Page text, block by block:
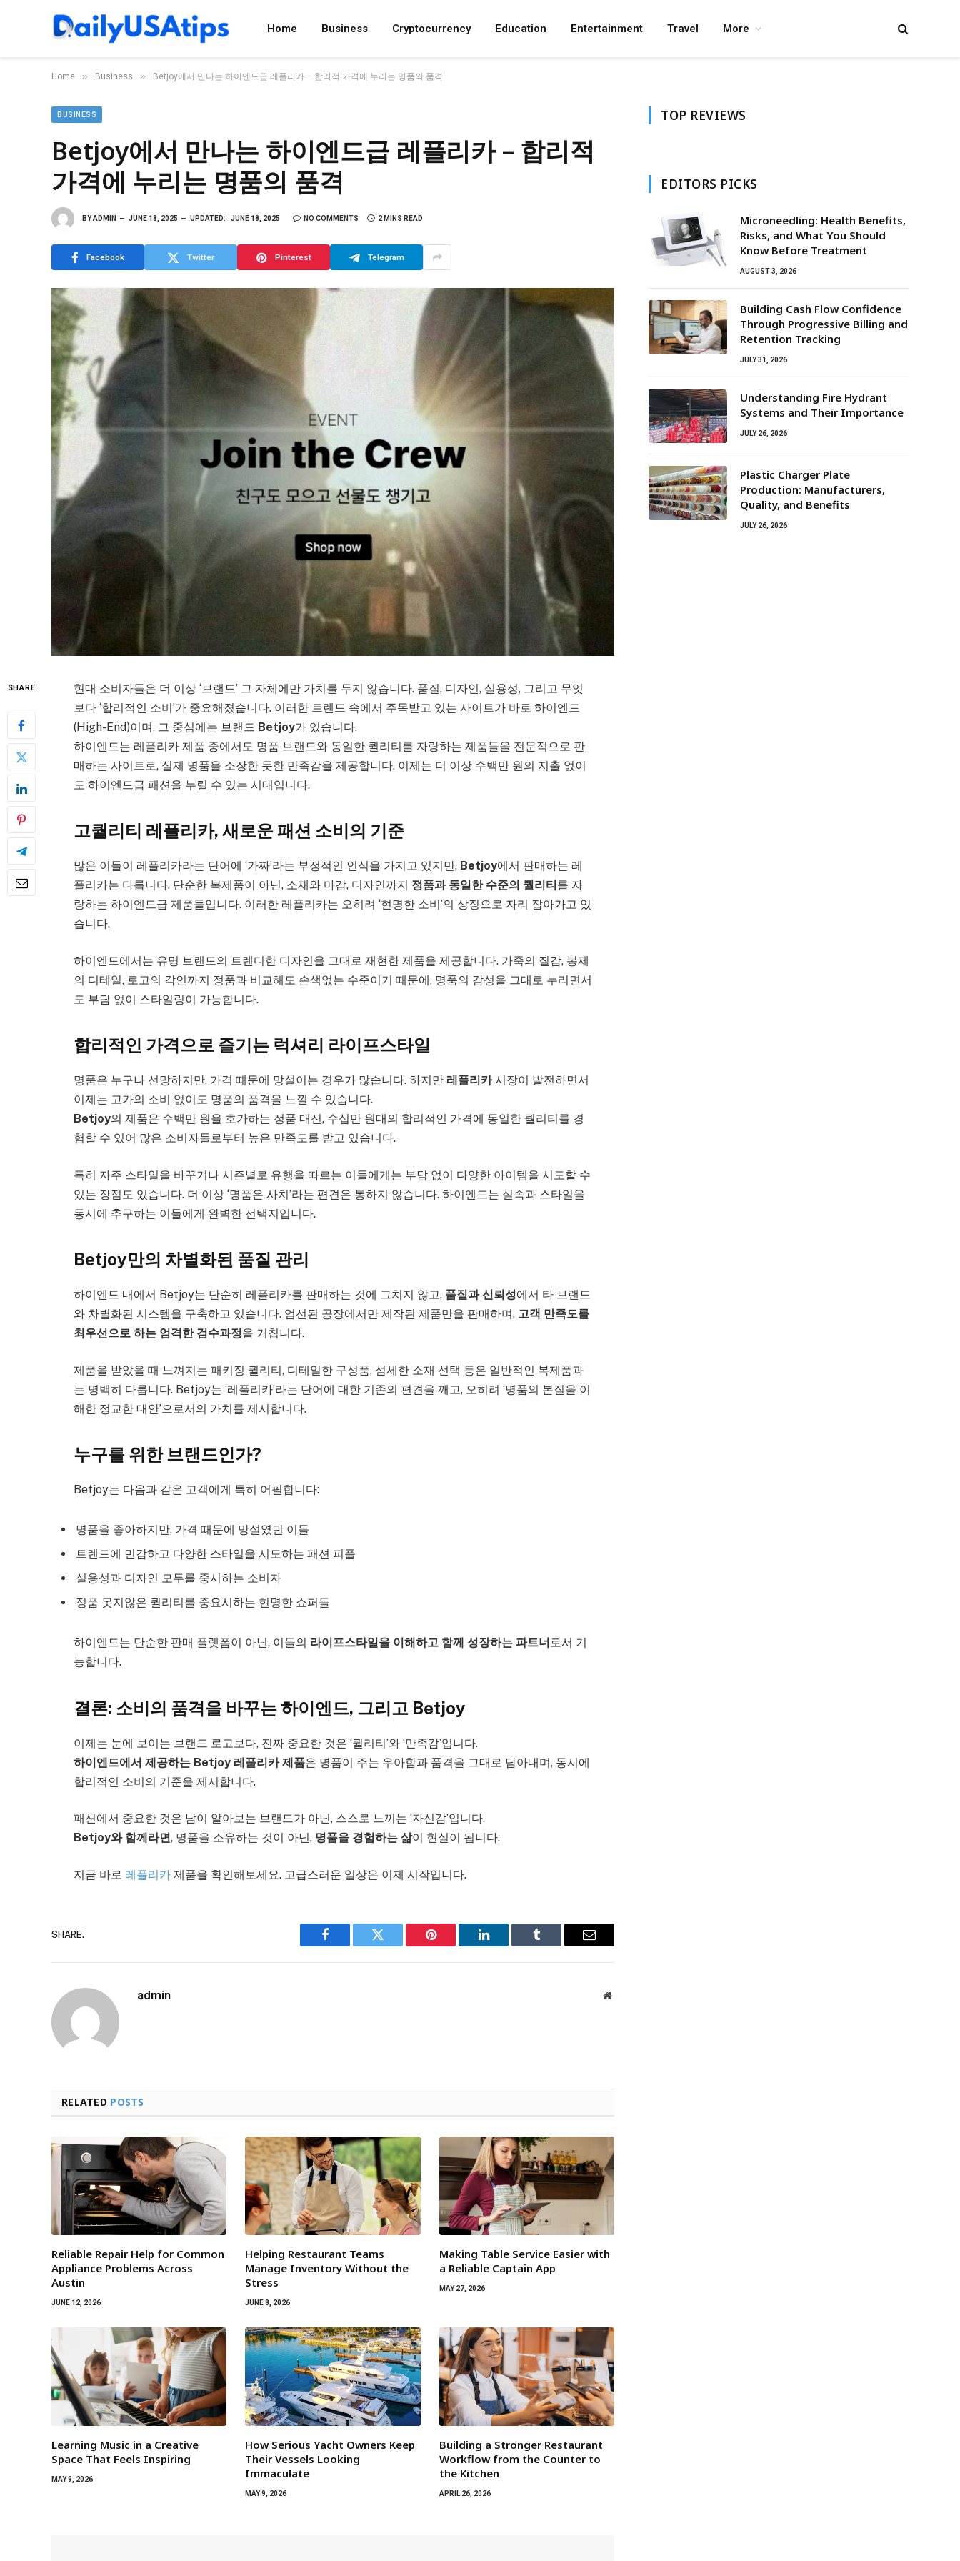
Home Business Cryptocurrency Education Entertainment Travel More
Home » Business » Betjoy에서 만나는 하이엔드급 레플리카 – 합리적 가격에 누리는 명품의 품격
BUSINESS
Betjoy에서 만나는 하이엔드급 레플리카 – 합리적
가격에 누리는 명품의 품격
BYADMIN JUNE 18, 2025 UPDATED: JUNE 18, 2025 NO COMMENTS 2 MINS READ
Facebook Twitter Pinterest Telegram
SHARE
현대 소비자들은 더 이상 ‘브랜드’ 그 자체에만 가치를 두지 않습니다. 품질, 디자인, 실용성, 그리고 무엇
보다 ‘합리적인 소비’가 중요해졌습니다. 이러한 트렌드 속에서 주목받고 있는 사이트가 바로 하이엔드
(High-End)이며, 그 중심에는 브랜드 Betjoy가 있습니다.
하이엔드는 레플리카 제품 중에서도 명품 브랜드와 동일한 퀄리티를 자랑하는 제품들을 전문적으로 판
매하는 사이트로, 실제 명품을 소장한 듯한 만족감을 제공합니다. 이제는 더 이상 수백만 원의 지출 없이
도 하이엔드급 패션을 누릴 수 있는 시대입니다.
고퀄리티 레플리카, 새로운 패션 소비의 기준
많은 이들이 레플리카라는 단어에 ‘가짜’라는 부정적인 인식을 가지고 있지만, Betjoy에서 판매하는 레
플리카는 다릅니다. 단순한 복제품이 아닌, 소재와 마감, 디자인까지 정품과 동일한 수준의 퀄리티 를 자
랑하는 하이엔드급 제품들입니다. 이러한 레플리카는 오히려 ‘현명한 소비’의 상징으로 자리 잡아가고 있
습니다.
하이엔드에서는 유명 브랜드의 트렌디한 디자인을 그대로 재현한 제품을 제공합니다. 가죽의 질감, 봉제
의 디테일, 로고의 각인까지 정품과 비교해도 손색없는 수준이기 때문에, 명품의 감성을 그대로 누리면서
도 부담 없이 스타일링이 가능합니다.
합리적인 가격으로 즐기는 럭셔리 라이프스타일
명품은 누구나 선망하지만, 가격 때문에 망설이는 경우가 많습니다. 하지만 레플리카시장이 발전하면서
이제는 고가의 소비 없이도 명품의 품격을 느낄 수 있습니다.
Betjoy의 제품은 수백만 원을 호가하는 정품 대신, 수십만 원대의 합리적인 가격에 동일한 퀄리티를 경
험할 수 있어 많은 소비자들로부터 높은 만족도를 받고 있습니다.
특히 자주 스타일을 바꾸거나 시즌별로 유행을 따르는 이들에게는 부담 없이 다양한 아이템을 시도할 수
있는 장점도 있습니다. 더 이상 ‘명품은 사치’라는 편견은 통하지 않습니다. 하이엔드는 실속과 스타일을
동시에 추구하는 이들에게 완벽한 선택지입니다.
Betjoy만의 차별화된 품질 관리
하이엔드 내에서 Betjoy는 단순히 레플리카를 판매하는 것에 그치지 않고, 품질과 신뢰성에서 타 브랜드
와 차별화된 시스템을 구축하고 있습니다. 엄선된 공장에서만 제작된 제품만을 판매하며, 고객 만족도를
최우선으로 하는 엄격한 검수과정을 거칩니다.
제품을 받았을 때 느껴지는 패키징 퀄리티, 디테일한 구성품, 섬세한 소재 선택 등은 일반적인 복제품과
는 명백히 다릅니다. Betjoy는 ‘레플리카’라는 단어에 대한 기존의 편견을 깨고, 오히려 ‘명품의 본질을 이
해한 정교한 대안’으로서의 가치를 제시합니다.
누구를 위한 브랜드인가?
Betjoy는 다음과 같은 고객에게 특히 어필합니다:
명품을 좋아하지만, 가격 때문에 망설였던 이들
트렌드에 민감하고 다양한 스타일을 시도하는 패션 피플
실용성과 디자인 모두를 중시하는 소비자
정품 못지않은 퀄리티를 중요시하는 현명한 쇼퍼들
하이엔드는 단순한 판매 플랫폼이 아닌, 이들의 라이프스타일을 이해하고 함께 성장하는 파트너로서 기
능합니다.
결론: 소비의 품격을 바꾸는 하이엔드, 그리고 Betjoy
이제는 눈에 보이는 브랜드 로고보다, 진짜 중요한 것은 ‘퀄리티’와 ‘만족감’입니다.
하이엔드에서 제공하는 Betjoy 레플리카 제품은 명품이 주는 우아함과 품격을 그대로 담아내며, 동시에
합리적인 소비의 기준을 제시합니다.
패션에서 중요한 것은 남이 알아보는 브랜드가 아닌, 스스로 느끼는 ‘자신감’입니다.
Betjoy와 함께라면, 명품을 소유하는 것이 아닌, 명품을 경험하는 삶이 현실이 됩니다.
지금 바로 레플리카 제품을 확인해보세요. 고급스러운 일상은 이제 시작입니다.
SHARE.
Facebook Twitter Pinterest LinkedIn Tumblr Email
admin Website
RELATED POSTS
Reliable Repair Help for Common
Appliance Problems Across
Austin
JUNE 12, 2026
Helping Restaurant Teams
Manage Inventory Without the
Stress
JUNE 8, 2026
Making Table Service Easier with
a Reliable Captain App
MAY 27, 2026
Learning Music in a Creative
Space That Feels Inspiring
MAY 9, 2026
How Serious Yacht Owners Keep
Their Vessels Looking
Immaculate
MAY 9, 2026
Building a Stronger Restaurant
Workflow from the Counter to
the Kitchen
APRIL 26, 2026
TOP REVIEWS
EDITORS PICKS
Microneedling: Health Benefits,
Risks, and What You Should
Know Before Treatment
AUGUST 3, 2026
Building Cash Flow Confidence
Through Progressive Billing and
Retention Tracking
JULY 31, 2026
Understanding Fire Hydrant
Systems and Their Importance
JULY 26, 2026
Plastic Charger Plate
Production: Manufacturers,
Quality, and Benefits
JULY 26, 2026